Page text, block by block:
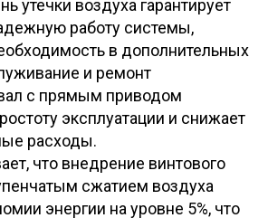
утечки воздуха гарантирует
работу системы,
в дополнительных
и ремонт
с прямым приводом
эксплуатации и снижает
расходы.
что внедрение винтового
сжатием воздуха
энергии на уровне 5%, что